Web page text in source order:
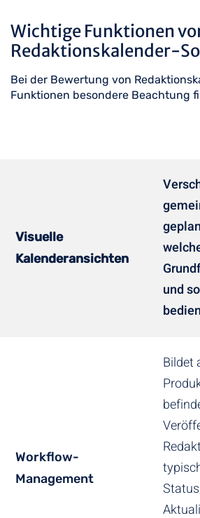
Wichtige Funktionen
Redaktionskalender-
Bei der Bewertung von
Funktionen besondere Beachtung
Visuelle
Kalenderansichten
und
Workflow-
Management
Bildet